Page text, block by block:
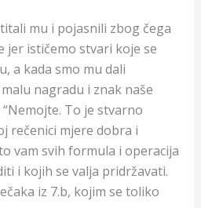
mu i pojasnili zbog čega
jer ističemo stvari koje se
a kada smo mu dali
nagradu i znak naše
To je stvarno
rečenici mjere dobra i
vam svih formula i operacija
i kojih se valja pridržavati.
iz 7.b, kojim se toliko